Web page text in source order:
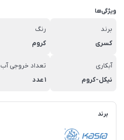
ویژگی‌ها
برند
کسری
رنگ
کروم
آبکاری
نیکل-کروم
تعداد خروجی آب
1 عدد
برند